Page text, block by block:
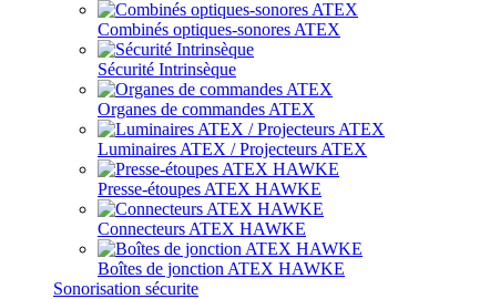
Combinés optiques-sonores ATEX
Sécurité Intrinsèque
Organes de commandes ATEX
Luminaires ATEX / Projecteurs ATEX
Presse-étoupes ATEX HAWKE
Connecteurs ATEX HAWKE
Boîtes de jonction ATEX HAWKE
Sonorisation sécurite